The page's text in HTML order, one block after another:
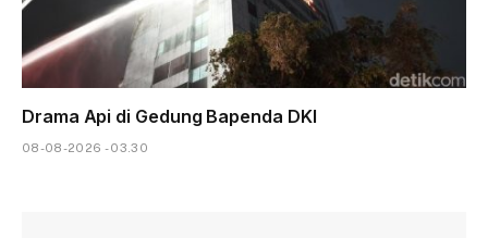
Drama Api di Gedung Bapenda DKI
08-08-2026 - 03.30